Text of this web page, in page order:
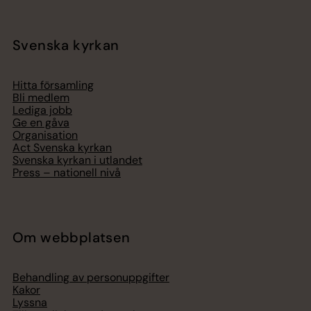
Svenska kyrkan
Hitta församling
Bli medlem
Lediga jobb
Ge en gåva
Organisation
Act Svenska kyrkan
Svenska kyrkan i utlandet
Press – nationell nivå
Om webbplatsen
Behandling av personuppgifter
Kakor
Lyssna